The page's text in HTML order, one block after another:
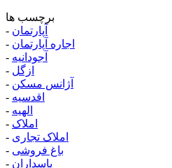
برچسب ها
- آپارتمان
- اجاره آپارتمان
- آجودانیه
- ازگل
- آژانس مسکن
- اقدسیه
- الهیه
- املاک
- املاک تجاری
- باغ فروشی
- پاسداران